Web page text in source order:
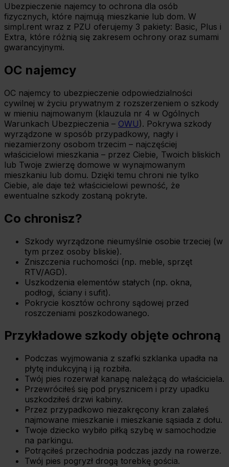
Ubezpieczenie najemcy to ochrona dla osób
fizycznych, które najmują mieszkanie lub dom. W
simpl.rent wraz z PZU oferujemy 3 pakiety: Basic, Plus i
Extra, które różnią się zakresem ochrony oraz sumami
gwarancyjnymi.
OC najemcy
OC najemcy to ubezpieczenie odpowiedzialności
cywilnej w życiu prywatnym z rozszerzeniem o szkody
w mieniu najmowanym (klauzula nr 4 w Ogólnych
Warunkach Ubezpieczenia – OWU). Pokrywa szkody
wyrządzone w sposób przypadkowy, nagły i
niezamierzony osobom trzecim – najczęściej
właścicielowi mieszkania – przez Ciebie, Twoich bliskich
lub Twoje zwierzę domowe w wynajmowanym
mieszkaniu lub domu. Dzięki temu chroni nie tylko
Ciebie, ale daje też właścicielowi pewność, że
ewentualne szkody zostaną pokryte.
Co chronisz?
Szkody wyrządzone nieumyślnie osobie trzeciej (w
tym przez osoby bliskie).
Zniszczenia ruchomości (np. meble, sprzęt
RTV/AGD).
Uszkodzenia elementów stałych (np. okna,
podłogi, ściany i sufit).
Pokrycie kosztów ochrony sądowej przed
roszczeniami poszkodowanego.
Przykładowe szkody objęte ochroną
Podczas wyjmowania z szafki szklanka upadła na
płytę indukcyjną i ją rozbiła.
Twój pies rozerwał kanapę należącą do właściciela.
Przewróciłeś się pod prysznicem i przy upadku
uszkodziłeś drzwi kabiny.
Przez przypadkowo niezakręcony kran zalałeś
najmowane mieszkanie i mieszkanie sąsiada z dołu.
Twoje dziecko wybiło piłką szybę w samochodzie
na parkingu.
Potrąciłeś przechodnia podczas jazdy na rowerze.
Twój pies pogryzł drogą torebkę gościa.